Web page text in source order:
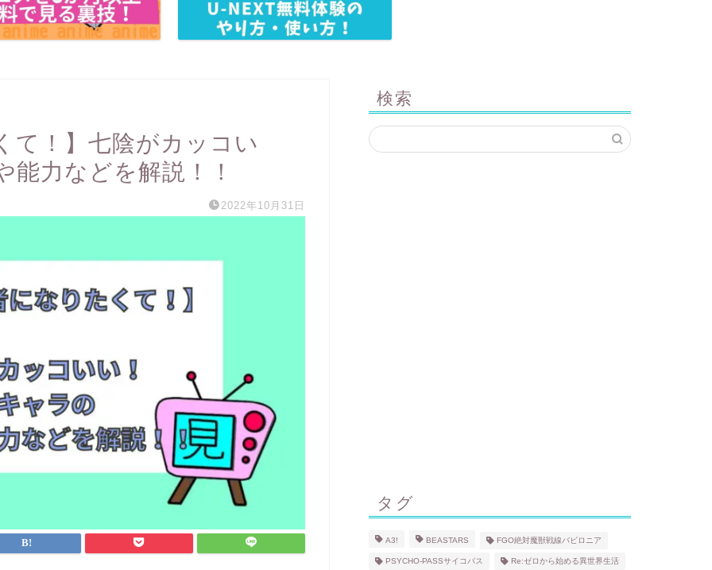
て！】七陰がカッコい
力などを解説！！
2022年10月31日
検索
タグ
A3! BEASTARS FGO絶対魔獣戦線バビロニア
PSYCHO-PASSサイコパス Re:ゼロから始める異世界生活